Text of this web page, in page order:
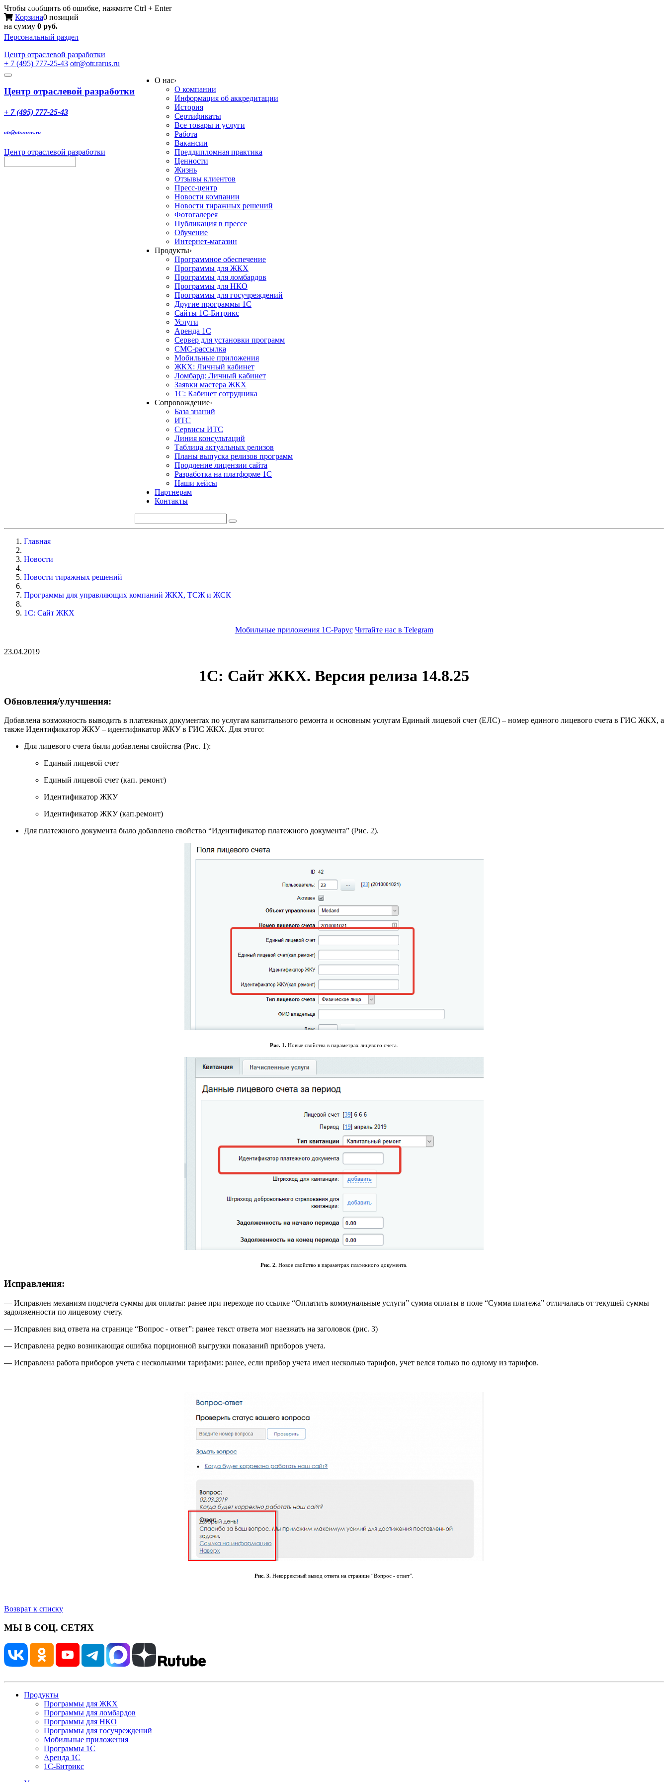
Чтобы сообщить об ошибке, нажмите Ctrl + Enter
Корзина0 позиций
на сумму 0 руб.
Персональный раздел
Центр отраслевой разработки
+ 7 (495) 777-25-43 otr@otr.rarus.ru
Toggle
Меню
Центр отраслевой разработки
+ 7 (495) 777-25-43
otr@otr.rarus.ru
Центр отраслевой разработки
О нас›
О компании
Информация об аккредитации
История
Сертификаты
Все товары и услуги
Работа
Вакансии
Преддипломная практика
Ценности
Жизнь
Отзывы клиентов
Пресс-центр
Новости компании
Новости тиражных решений
Фотогалерея
Публикация в прессе
Обучение
Интернет-магазин
Продукты›
Программное обеспечение
Программы для ЖКХ
Программы для ломбардов
Программы для НКО
Программы для госучреждений
Другие программы 1С
Сайты 1С-Битрикс
Услуги
Аренда 1С
Сервер для установки программ
СМС-рассылка
Мобильные приложения
ЖКХ: Личный кабинет
Ломбард: Личный кабинет
Заявки мастера ЖКХ
1С: Кабинет сотрудника
Сопровождение›
База знаний
ИТС
Сервисы ИТС
Линия консультаций
Таблица актуальных релизов
Планы выпуска релизов программ
Продление лицензии сайта
Разработка на платформе 1С
Наши кейсы
Партнерам
Контакты
Главная
Новости
Новости тиражных решений
Программы для управляющих компаний ЖКХ, ТСЖ и ЖСК
1С: Сайт ЖКХ
Мобильные приложения 1С-Рарус Читайте нас в Telegram
23.04.2019
1С: Сайт ЖКХ. Версия релиза 14.8.25
Обновления/улучшения:
Добавлена возможность выводить в платежных документах по услугам капитального ремонта и основным услугам Единый лицевой счет (ЕЛС) – номер единого лицевого счета в ГИС ЖКХ, а
также Идентификатор ЖКУ – идентификатор ЖКУ в ГИС ЖКХ. Для этого:
Для лицевого счета были добавлены свойства (Рис. 1):
Единый лицевой счет
Единый лицевой счет (кап. ремонт)
Идентификатор ЖКУ
Идентификатор ЖКУ (кап.ремонт)
Для платежного документа было добавлено свойство “Идентификатор платежного документа” (Рис. 2).
Рис. 1. Новые свойства в параметрах лицевого счета.
Рис. 2. Новое свойство в параметрах платежного документа.
Исправления:
— Исправлен механизм подсчета суммы для оплаты: ранее при переходе по ссылке “Оплатить коммунальные услуги” сумма оплаты в поле “Сумма платежа” отличалась от текущей суммы
задолженности по лицевому счету.
— Исправлен вид ответа на странице “Вопрос - ответ”: ранее текст ответа мог наезжать на заголовок (рис. 3)
— Исправлена редко возникающая ошибка порционной выгрузки показаний приборов учета.
— Исправлена работа приборов учета с несколькими тарифами: ранее, если прибор учета имел несколько тарифов, учет велся только по одному из тарифов.
Рис. 3. Некорректный вывод ответа на странице “Вопрос - ответ”.
Возврат к списку
МЫ В СОЦ. СЕТЯХ
Продукты
Программы для ЖКХ
Программы для ломбардов
Программы для НКО
Программы для госучреждений
Мобильные приложения
Программы 1С
Аренда 1С
1С-Битрикс